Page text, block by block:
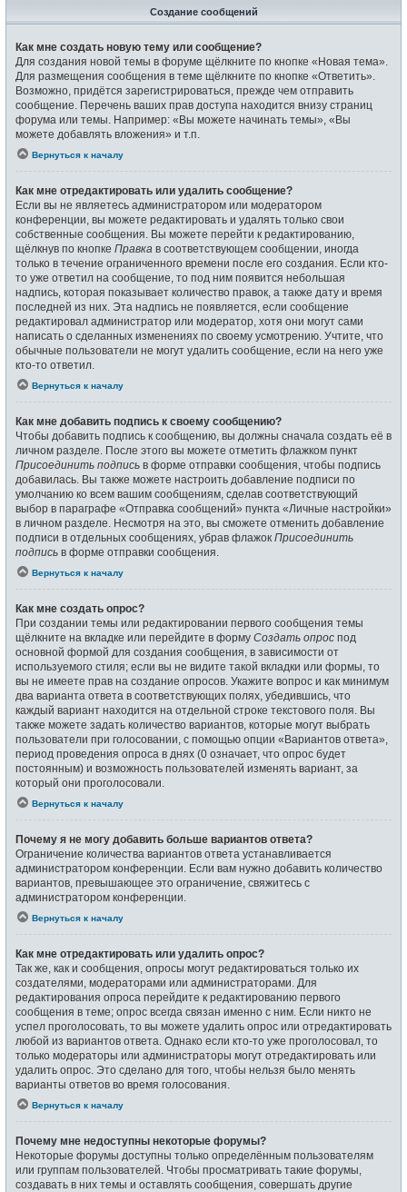
Создание сообщений
Как мне создать новую тему или сообщение?
Для создания новой темы в форуме щёлкните по кнопке «Новая тема».
Для размещения сообщения в теме щёлкните по кнопке «Ответить».
Возможно, придётся зарегистрироваться, прежде чем отправить
сообщение. Перечень ваших прав доступа находится внизу страниц
форума или темы. Например: «Вы можете начинать темы», «Вы
можете добавлять вложения» и т.п.
Вернуться к началу
Как мне отредактировать или удалить сообщение?
Если вы не являетесь администратором или модератором
конференции, вы можете редактировать и удалять только свои
собственные сообщения. Вы можете перейти к редактированию,
щёлкнув по кнопке Правка в соответствующем сообщении, иногда
только в течение ограниченного времени после его создания. Если кто-
то уже ответил на сообщение, то под ним появится небольшая
надпись, которая показывает количество правок, а также дату и время
последней из них. Эта надпись не появляется, если сообщение
редактировал администратор или модератор, хотя они могут сами
написать о сделанных изменениях по своему усмотрению. Учтите, что
обычные пользователи не могут удалить сообщение, если на него уже
кто-то ответил.
Вернуться к началу
Как мне добавить подпись к своему сообщению?
Чтобы добавить подпись к сообщению, вы должны сначала создать её в
личном разделе. После этого вы можете отметить флажком пункт
Присоединить подпись в форме отправки сообщения, чтобы подпись
добавилась. Вы также можете настроить добавление подписи по
умолчанию ко всем вашим сообщениям, сделав соответствующий
выбор в параграфе «Отправка сообщений» пункта «Личные настройки»
в личном разделе. Несмотря на это, вы сможете отменить добавление
подписи в отдельных сообщениях, убрав флажок Присоединить
подпись в форме отправки сообщения.
Вернуться к началу
Как мне создать опрос?
При создании темы или редактировании первого сообщения темы
щёлкните на вкладке или перейдите в форму Создать опрос под
основной формой для создания сообщения, в зависимости от
используемого стиля; если вы не видите такой вкладки или формы, то
вы не имеете прав на создание опросов. Укажите вопрос и как минимум
два варианта ответа в соответствующих полях, убедившись, что
каждый вариант находится на отдельной строке текстового поля. Вы
также можете задать количество вариантов, которые могут выбрать
пользователи при голосовании, с помощью опции «Вариантов ответа»,
период проведения опроса в днях (0 означает, что опрос будет
постоянным) и возможность пользователей изменять вариант, за
который они проголосовали.
Вернуться к началу
Почему я не могу добавить больше вариантов ответа?
Ограничение количества вариантов ответа устанавливается
администратором конференции. Если вам нужно добавить количество
вариантов, превышающее это ограничение, свяжитесь с
администратором конференции.
Вернуться к началу
Как мне отредактировать или удалить опрос?
Так же, как и сообщения, опросы могут редактироваться только их
создателями, модераторами или администраторами. Для
редактирования опроса перейдите к редактированию первого
сообщения в теме; опрос всегда связан именно с ним. Если никто не
успел проголосовать, то вы можете удалить опрос или отредактировать
любой из вариантов ответа. Однако если кто-то уже проголосовал, то
только модераторы или администраторы могут отредактировать или
удалить опрос. Это сделано для того, чтобы нельзя было менять
варианты ответов во время голосования.
Вернуться к началу
Почему мне недоступны некоторые форумы?
Некоторые форумы доступны только определённым пользователям
или группам пользователей. Чтобы просматривать такие форумы,
создавать в них темы и оставлять сообщения, совершать другие